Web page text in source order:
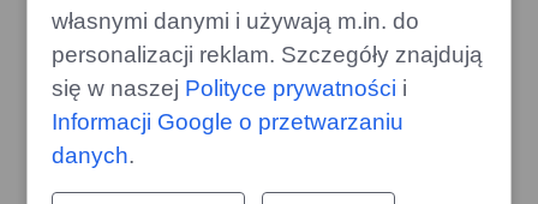
własnymi danymi i używają m.in. do
personalizacji reklam. Szczegóły znajdują
się w naszej Polityce prywatności i
Informacji Google o przetwarzaniu
danych.